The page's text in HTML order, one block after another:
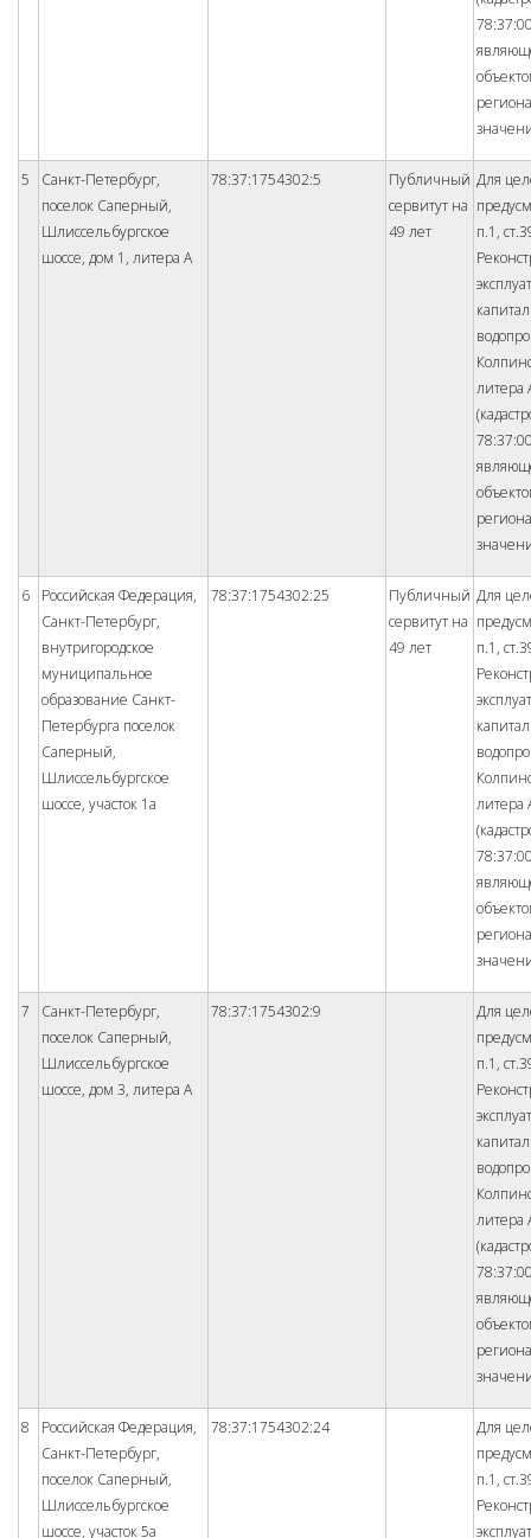
5
Санкт-Петербург,
поселок Саперный,
Шлиссельбургское
шоссе, дом 1, литера А
78:37:1754302:5
Публичный
сервитут на
49 лет
Для
п.1,
литера
6
Российская Федерация,
Санкт-Петербург,
внутригородское
муниципальное
образование Санкт-
Петербурга поселок
Саперный,
Шлиссельбургское
шоссе, участок 1а
78:37:1754302:25
Публичный
сервитут на
49 лет
Для
п.1,
литера
7
Санкт-Петербург,
поселок Саперный,
Шлиссельбургское
шоссе, дом 3, литера А
78:37:1754302:9
Для
п.1,
литера
8
Российская Федерация,
Санкт-Петербург,
поселок Саперный,
Шлиссельбургское
шоссе, участок 5а
78:37:1754302:24
Для
п.1,